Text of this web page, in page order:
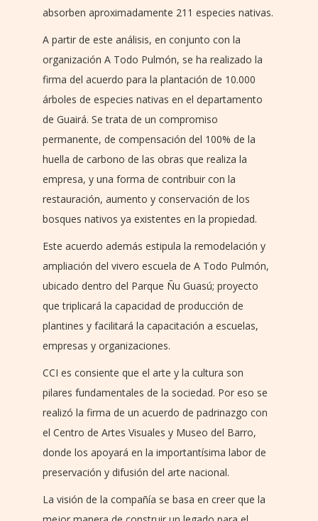
absorben aproximadamente 211 especies nativas.
A partir de este análisis, en conjunto con la
organización A Todo Pulmón, se ha realizado la
firma del acuerdo para la plantación de 10.000
árboles de especies nativas en el departamento
de Guairá. Se trata de un compromiso
permanente, de compensación del 100% de la
huella de carbono de las obras que realiza la
empresa, y una forma de contribuir con la
restauración, aumento y conservación de los
bosques nativos ya existentes en la propiedad.
Este acuerdo además estipula la remodelación y
ampliación del vivero escuela de A Todo Pulmón,
ubicado dentro del Parque Ñu Guasú; proyecto
que triplicará la capacidad de producción de
plantines y facilitará la capacitación a escuelas,
empresas y organizaciones.
CCI es consiente que el arte y la cultura son
pilares fundamentales de la sociedad. Por eso se
realizó la firma de un acuerdo de padrinazgo con
el Centro de Artes Visuales y Museo del Barro,
donde los apoyará en la importantísima labor de
preservación y difusión del arte nacional.
La visión de la compañía se basa en creer que la